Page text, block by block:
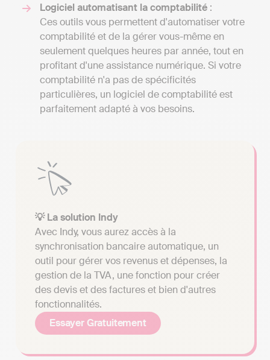
Logiciel automatisant la comptabilité :
Ces outils vous permettent d'automatiser votre
comptabilité et de la gérer vous-même en
seulement quelques heures par année, tout en
profitant d'une assistance numérique. Si votre
comptabilité n'a pas de spécificités
particulières, un logiciel de comptabilité est
parfaitement adapté à vos besoins.
💡 La solution Indy
Avec Indy, vous aurez accès à la
synchronisation bancaire automatique, un
outil pour gérer vos revenus et dépenses, la
gestion de la TVA, une fonction pour créer
des devis et des factures et bien d'autres
fonctionnalités.
Essayer Gratuitement